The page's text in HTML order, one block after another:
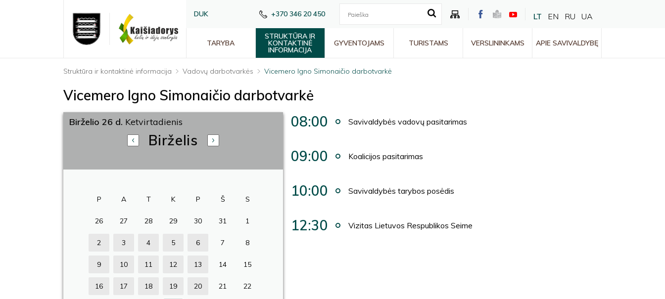
DUK +370 346 20 450 LT EN RU UA
TARYBA
STRUKTŪRA IR
KONTAKTINĖ
INFORMACIJA
GYVENTOJAMS TURISTAMS VERSLININKAMS APIE SAVIVALDYBĘ
Struktūra ir kontaktinė informacija Vadovų darbotvarkės Vicemero Igno Simonaičio darbotvarkė
Vicemero Igno Simonaičio darbotvarkė
Birželio 26 d. Ketvirtadienis
Birželis
P A T K P Š S
26 27 28 29 30 31 1
2 3 4 5 6 7 8
9 10 11 12 13 14 15
16 17 18 19 20 21 22
08:00 Savivaldybės vadovų pasitarimas
09:00 Koalicijos pasitarimas
10:00 Savivaldybės tarybos posėdis
12:30 Vizitas Lietuvos Respublikos Seime